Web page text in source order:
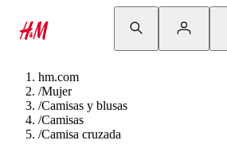
hm.com
/Mujer
/Camisas y blusas
/Camisas
/Camisa cruzada